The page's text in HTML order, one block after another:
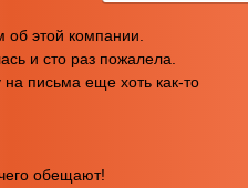
этой компании.
и сто раз пожалела.
письма еще хоть как-то
обещают!